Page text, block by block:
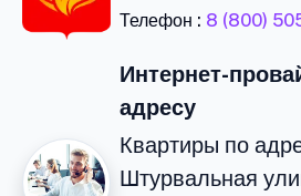
Телефон : 8 (800)
Интернет-
адресу
Квартиры по
Штурвальная